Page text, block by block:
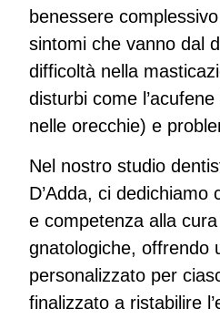
benessere
sintomi che vanno dal
difficoltà nella
disturbi come
nelle orecchie) e
Nel nostro studio
D’Adda, ci dedichiamo
e competenza alla
gnatologiche, offrendo
personalizzato per
finalizzato a ristabilire